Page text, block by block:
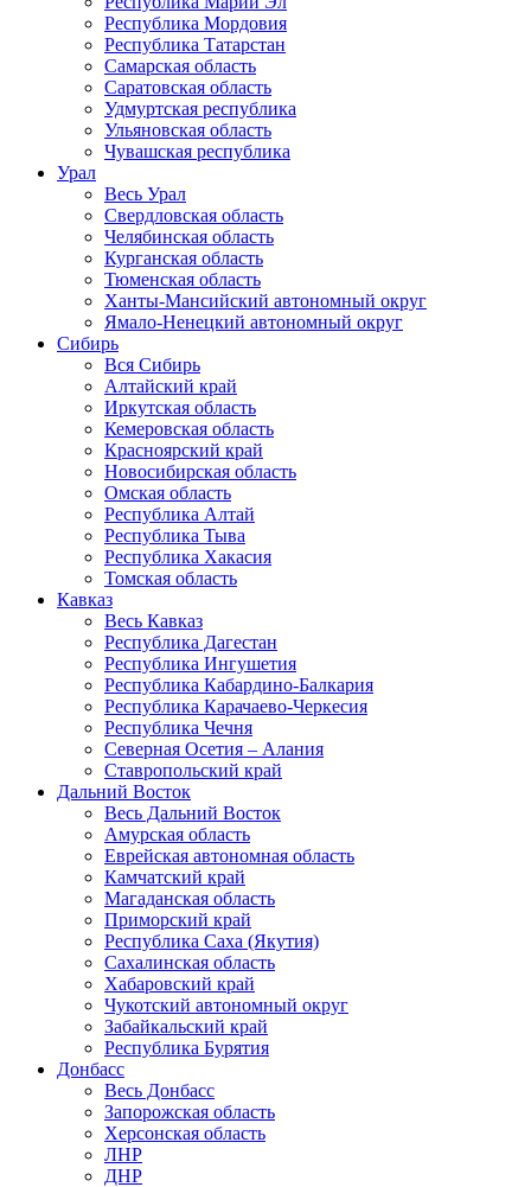
Республика Мордовия
Республика Татарстан
Самарская область
Саратовская область
Удмуртская республика
Ульяновская область
Чувашская республика
Урал
Весь Урал
Свердловская область
Челябинская область
Курганская область
Тюменская область
Ханты-Мансийский автономный округ
Ямало-Ненецкий автономный округ
Сибирь
Вся Сибирь
Алтайский край
Иркутская область
Кемеровская область
Красноярский край
Новосибирская область
Омская область
Республика Алтай
Республика Тыва
Республика Хакасия
Томская область
Кавказ
Весь Кавказ
Республика Дагестан
Республика Ингушетия
Республика Кабардино-Балкария
Республика Карачаево-Черкесия
Республика Чечня
Северная Осетия – Алания
Ставропольский край
Дальний Восток
Весь Дальний Восток
Амурская область
Еврейская автономная область
Камчатский край
Магаданская область
Приморский край
Республика Саха (Якутия)
Сахалинская область
Хабаровский край
Чукотский автономный округ
Забайкальский край
Республика Бурятия
Донбасс
Весь Донбасс
Запорожская область
Херсонская область
ЛНР
ДНР